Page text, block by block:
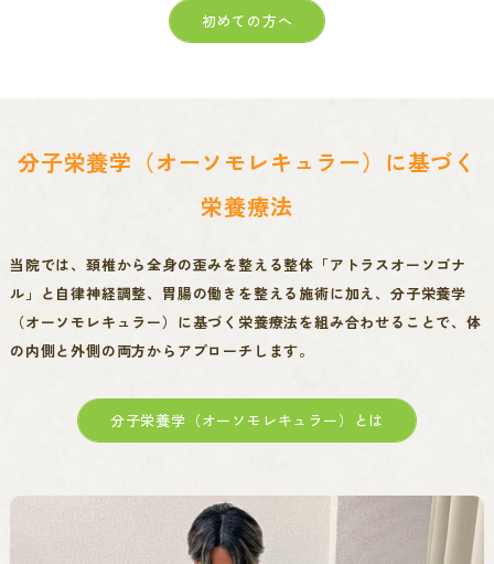
初めての方へ
分子栄養学（オーソモレキュラー）に基づく
栄養療法
当院では、頚椎から全身の歪みを整える整体「アトラスオーソゴナ
ル」と自律神経調整、胃腸の働きを整える施術に加え、分子栄養学
（オーソモレキュラー）に基づく栄養療法を組み合わせることで、体
の内側と外側の両方からアプローチします。
分子栄養学（オーソモレキュラー）とは